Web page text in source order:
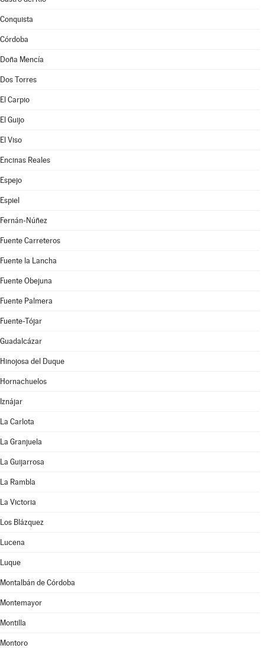
Conquista
Córdoba
Doña Mencía
Dos Torres
El Carpio
El Guijo
El Viso
Encinas Reales
Espejo
Espiel
Fernán-Núñez
Fuente Carreteros
Fuente la Lancha
Fuente Obejuna
Fuente Palmera
Fuente-Tójar
Guadalcázar
Hinojosa del Duque
Hornachuelos
Iznájar
La Carlota
La Granjuela
La Guijarrosa
La Rambla
La Victoria
Los Blázquez
Lucena
Luque
Montalbán de Córdoba
Montemayor
Montilla
Montoro